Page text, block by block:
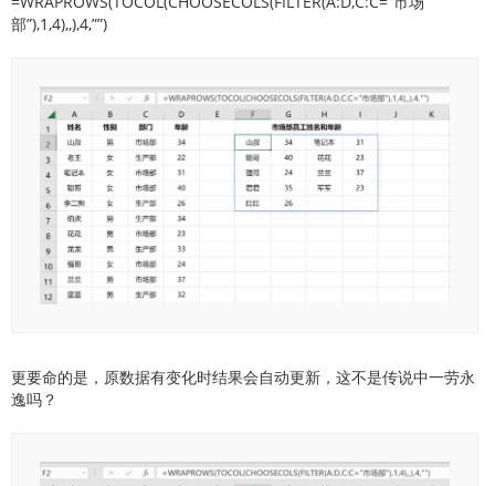
部”),1,4),,),4,””)
更要命的是，原数据有变化时结果会自动更新，这不是传说中一劳永
逸吗？